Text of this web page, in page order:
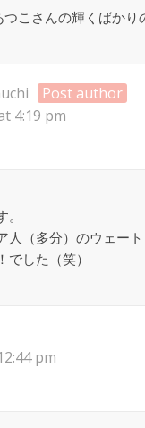
こさんの輝くばか
Post author
4:19 pm
人（多分）のウェー
した（笑）
pm